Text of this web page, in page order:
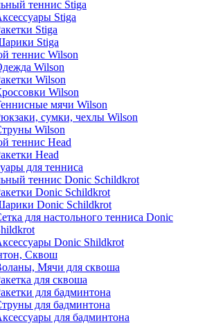
теннис Stiga
Stiga
Stiga
Stiga
теннис Wilson
Wilson
Wilson
Wilson
мячи Wilson
сумки, чехлы Wilson
Wilson
теннис Head
Head
для тенниса
теннис Donic Schildkrot
Donic Schildkrot
Donic Schildkrot
для настольного тенниса Donic
Donic Shildkrot
Сквош
Мячи для сквоша
для сквоша
для бадминтона
для бадминтона
для бадминтона